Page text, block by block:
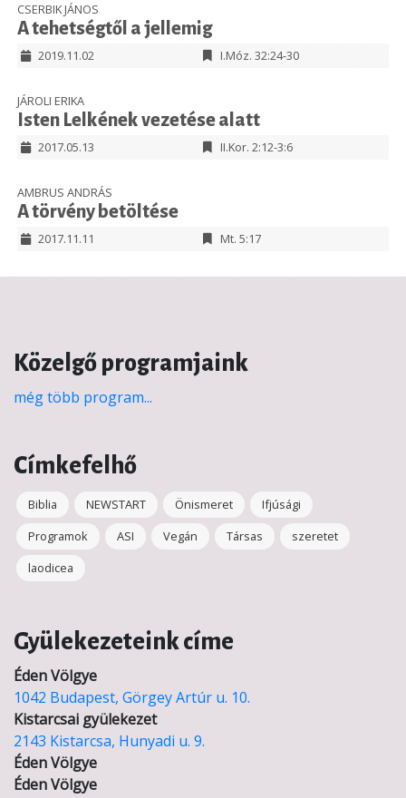
CSERBIK JÁNOS
A tehetségtől a jellemig
2019.11.02 I.Móz. 32:24-30
JÁROLI ERIKA
Isten Lelkének vezetése alatt
2017.05.13 II.Kor. 2:12-3:6
AMBRUS ANDRÁS
A törvény betöltése
2017.11.11 Mt. 5:17
Közelgő programjaink
még több program...
Címkefelhő
Biblia NEWSTART Önismeret
Ifjúsági
Programok
ASI Vegán Társas
szeretet
laodicea
Gyülekezeteink címe
Éden Völgye
1042 Budapest, Görgey Artúr u. 10.
Kistarcsai gyülekezet
2143 Kistarcsa, Hunyadi u. 9.
Éden Völgye
Éden Völgye